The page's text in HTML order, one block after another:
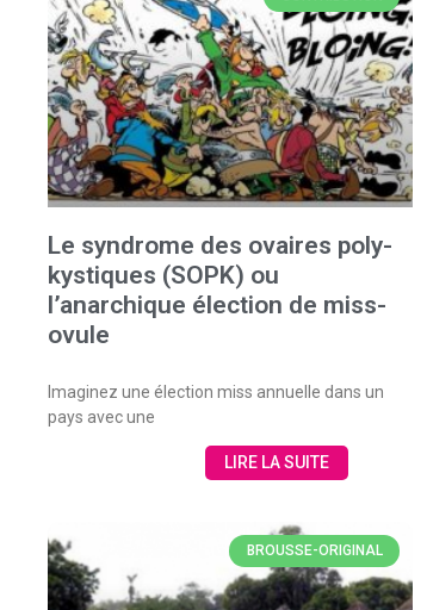
Le syndrome des ovaires poly-
kystiques (SOPK) ou
l’anarchique élection de miss-
ovule
Imaginez une élection miss annuelle dans un
pays avec une
LIRE LA SUITE
BROUSSE-ORIGINAL